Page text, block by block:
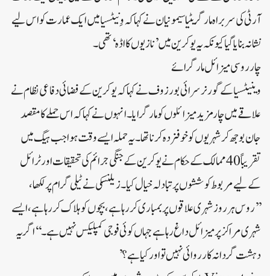
آر ٹی کی سربراہ مارگریٹیا سیمونیان نے کہا کہ وِنیٹسیا میں ایک عمارت کو اس لیے
نشانہ بنایا گیا کیونکہ یہ یوکرین میں ’نازیوں کا اڈہ‘ تھی۔
چار روسی میزائل مار گرائے
وینیٹسیا کے گورنر سرائی بورزوف نے کہا کہ یوکرین کے فضائی دفاعی نظام نے
علاقے میں چار مزید میزائلوں کو مار گرایا۔انہوں نے کہا کہ اس حملے کا مقصد
جان بوجھ کر شہریوں کو خوفزدہ کرنا تھا۔یہ حملہ ایسے وقت ہوا جب ہیگ میں
تقریباً 40 ممالک کے حکام نے یوکرین کے جنگی جرائم کی تحقیقات اور ٹرائل
کے لیے مربوط کوششوں پر تبادلہ خیال کیا۔زیلنسکی نے ٹیلی گرام پر لکھا،
’’روس ہر روز شہری علاقوں پر بمباری کر رہا ہے، بچوں کو ہلاک کر رہا ہے، ایسے
شہری مراکز پر میزائل داغ رہا ہے جہاں کوئی فوجی کمپلیکس نہیں ہے۔‘‘اگر یہ
دہشت گردانہ کارروائی نہیں تو اور کیا ہے؟’